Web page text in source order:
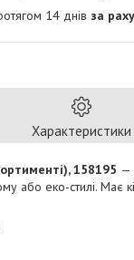
14 днів за
Характеристики
158195 —
або еко-стилі. Має